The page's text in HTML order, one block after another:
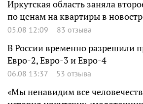
Иркутская область заняла
по ценам на квартиры в
05.08 12:09 83 отзыва
В России временно разрешили
Евро-2, Евро-3 и Евро-4
06.08 13:37 53 отзыва
«Мы ненавидим все